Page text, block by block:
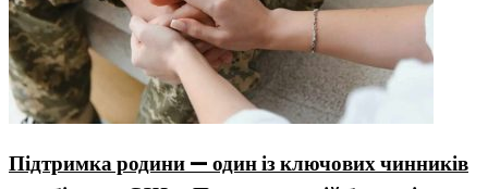
Підтримка родини — один із ключових чинників